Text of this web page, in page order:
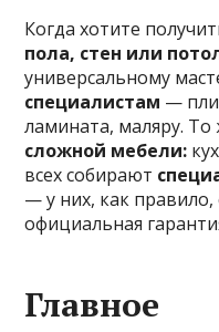
Когда хотите
пола, стен или
универсальному
специалистам —
ламината, маляру. То
сложной мебели:
всех собирают
— у них, как
официальная
Главное